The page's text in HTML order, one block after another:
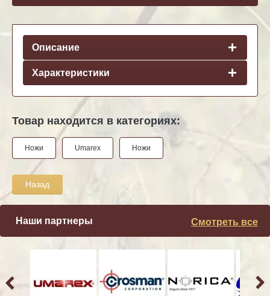
Описание
Характеристики
Товар находится в категориях:
Ножи Umarex Ножи
Назад
Наши партнеры Смотреть все